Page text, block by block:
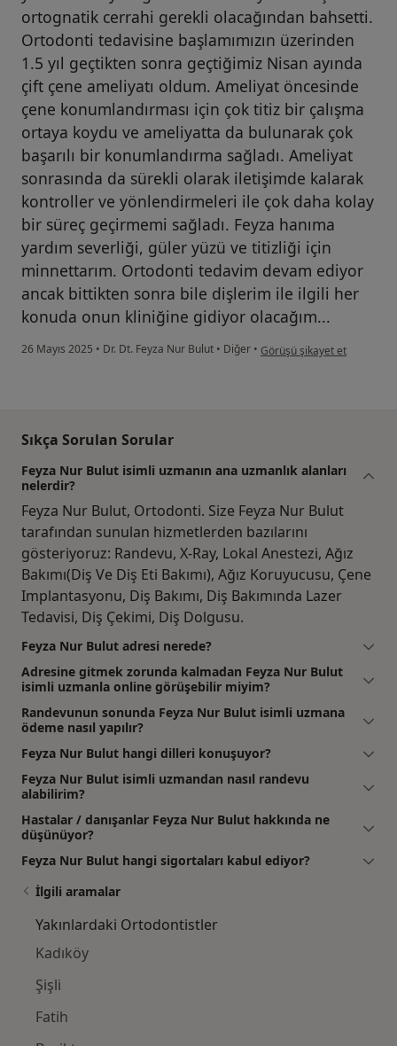
ortognatik cerrahi gerekli olacağından bahsetti.
Ortodonti tedavisine başlamımızın üzerinden
1.5 yıl geçtikten sonra geçtiğimiz Nisan ayında
çift çene ameliyatı oldum. Ameliyat öncesinde
çene konumlandırması için çok titiz bir çalışma
ortaya koydu ve ameliyatta da bulunarak çok
başarılı bir konumlandırma sağladı. Ameliyat
sonrasında da sürekli olarak iletişimde kalarak
kontroller ve yönlendirmeleri ile çok daha kolay
bir süreç geçirmemi sağladı. Feyza hanıma
yardım severliği, güler yüzü ve titizliği için
minnettarım. Ortodonti tedavim devam ediyor
ancak bittikten sonra bile dişlerim ile ilgili her
konuda onun kliniğine gidiyor olacağım...
26 Mayıs 2025 • Dr. Dt. Feyza Nur Bulut • Diğer • kullanıcının görüşüne göre
Görüşü şikayet et
Sıkça Sorulan Sorular
Feyza Nur Bulut isimli uzmanın ana uzmanlık alanları
nelerdir?
Feyza Nur Bulut, Ortodonti. Size Feyza Nur Bulut
tarafından sunulan hizmetlerden bazılarını
gösteriyoruz: Randevu, X-Ray, Lokal Anestezi, Ağız
Bakımı(Diş Ve Diş Eti Bakımı), Ağız Koruyucusu, Çene
Implantasyonu, Diş Bakımı, Diş Bakımında Lazer
Tedavisi, Diş Çekimi, Diş Dolgusu.
Feyza Nur Bulut adresi nerede?
Adresine gitmek zorunda kalmadan Feyza Nur Bulut
isimli uzmanla online görüşebilir miyim?
Randevunun sonunda Feyza Nur Bulut isimli uzmana
ödeme nasıl yapılır?
Feyza Nur Bulut hangi dilleri konuşuyor?
Feyza Nur Bulut isimli uzmandan nasıl randevu
alabilirim?
Hastalar / danışanlar Feyza Nur Bulut hakkında ne
düşünüyor?
Feyza Nur Bulut hangi sigortaları kabul ediyor?
İlgili aramalar
Yakınlardaki Ortodontistler
Kadıköy
Şişli
Fatih